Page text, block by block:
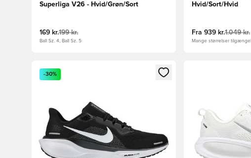
Superliga V26 - Hvid/Grøn/Sort
169 kr.199 kr.
Ball Sz. 4, Ball Sz. 5
Hvid/Sort/Hvid
Fra 939 kr.1.049 kr.
Mange størrelser
Åbner en Modal til at logge ind eller tilmelde dig som medlem
-30%
Åbner en Modal